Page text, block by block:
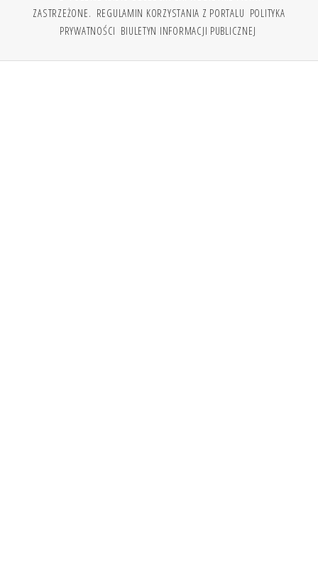
ZASTRZEŻONE. REGULAMIN KORZYSTANIA Z PORTALU POLITYKA
PRYWATNOŚCI BIULETYN INFORMACJI PUBLICZNEJ